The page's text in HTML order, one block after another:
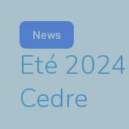
News
Eté
Cedre